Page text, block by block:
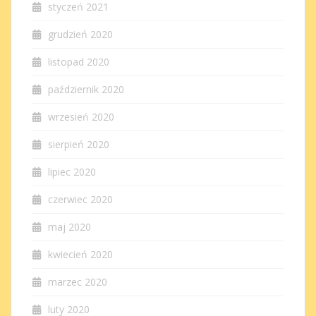
styczeń 2021
grudzień 2020
listopad 2020
październik 2020
wrzesień 2020
sierpień 2020
lipiec 2020
czerwiec 2020
maj 2020
kwiecień 2020
marzec 2020
luty 2020